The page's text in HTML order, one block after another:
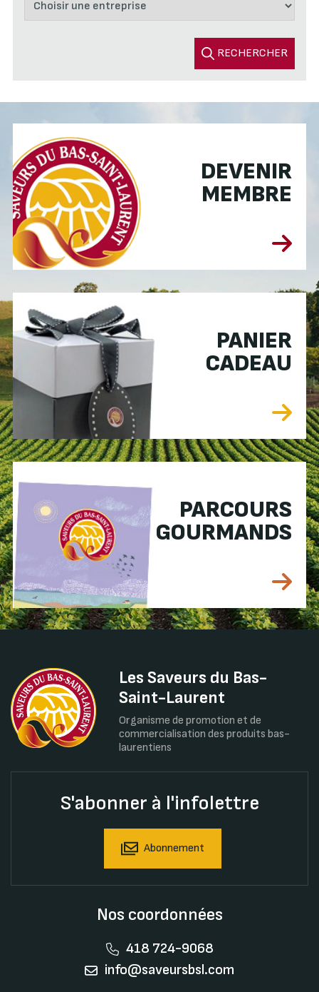
RECHERCHER
DEVENIR
MEMBRE
PANIER
CADEAU
PARCOURS
GOURMANDS
Les Saveurs du Bas-
Saint-Laurent
Organisme de promotion et de
commercialisation des produits bas-
laurentiens
S'abonner à l'infolettre
Abonnement
Nos coordonnées
418 724-9068
info@saveursbsl.com